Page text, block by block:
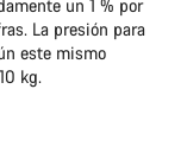
un 1 % por
La presión para
este mismo
kg.